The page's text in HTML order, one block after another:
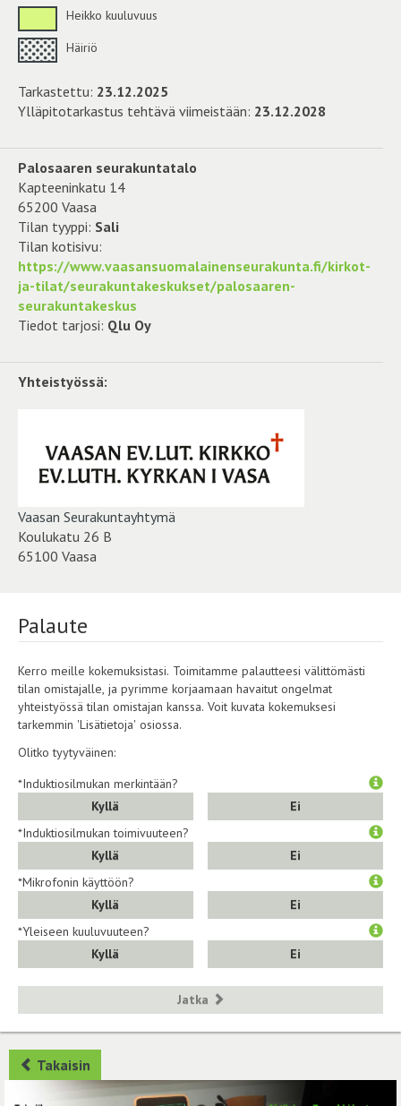
Heikko kuuluvuus
Häiriö
Tarkastettu: 23.12.2025
Ylläpitotarkastus tehtävä viimeistään: 23.12.2028
Palosaaren seurakuntatalo
Kapteeninkatu 14
65200 Vaasa
Tilan tyyppi: Sali
Tilan kotisivu:
https://www.vaasansuomalainenseurakunta.fi/kirkot-
ja-tilat/seurakuntakeskukset/palosaaren-
seurakuntakeskus
Tiedot tarjosi: Qlu Oy
Yhteistyössä:
Vaasan Seurakuntayhtymä
Koulukatu 26 B
65100 Vaasa
Palaute
Kerro meille kokemuksistasi. Toimitamme palautteesi välittömästi
tilan omistajalle, ja pyrimme korjaamaan havaitut ongelmat
yhteistyössä tilan omistajan kanssa. Voit kuvata kokemuksesi
tarkemmin 'Lisätietoja' osiossa.
Olitko tyytyväinen:
*Induktiosilmukan merkintään?
Kyllä
Ei
*Induktiosilmukan toimivuuteen?
Kyllä
Ei
*Mikrofonin käyttöön?
Kyllä
Ei
*Yleiseen kuuluvuuteen?
Kyllä
Ei
Jatka
Takaisin